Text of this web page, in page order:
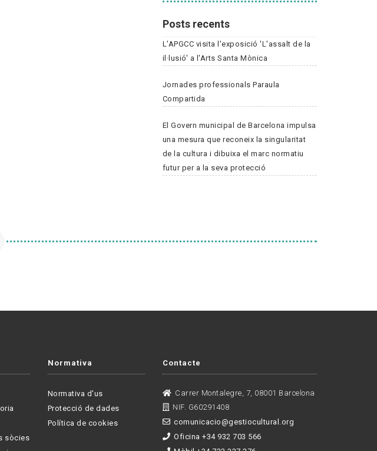
Posts recents
L'APGCC visita l'exposició 'L'assalt de la
il·lusió' a l'Arts Santa Mònica
Jornades professionals Paraula
Compartida
El Govern municipal de Barcelona impulsa
una mesura que reconeix la singularitat
de la cultura i dibuixa el marc normatiu
futur per a la seva protecció
sòcies
Normativa
Normativa d'us
Protecció de dades
Política de cookies
Contacte
Carrer Montalegre, 7, 08001 Barcelona
NIF. G60291408
comunicacio@gestiocultural.org
Oficina +34 932 703 566